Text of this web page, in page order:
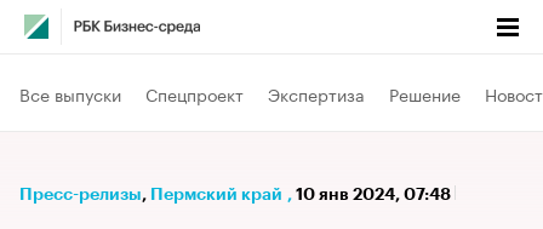
Все выпуски Спецпроект Экспертиза Решение
Пресс-релизы⁠, Пермский край , 10 янв 2024, 07:48